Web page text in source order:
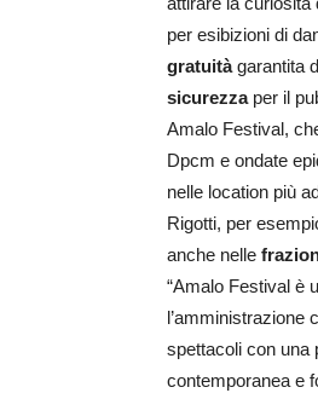
per esibizioni di
gratuitàgarantita
sicurezzaper il
Amalo Festival,
Dpcm e ondate
nelle location più
Rigotti, per
anche nelle
“Amalo Festival è
l’amministrazione
spettacoli con una
contemporanea e